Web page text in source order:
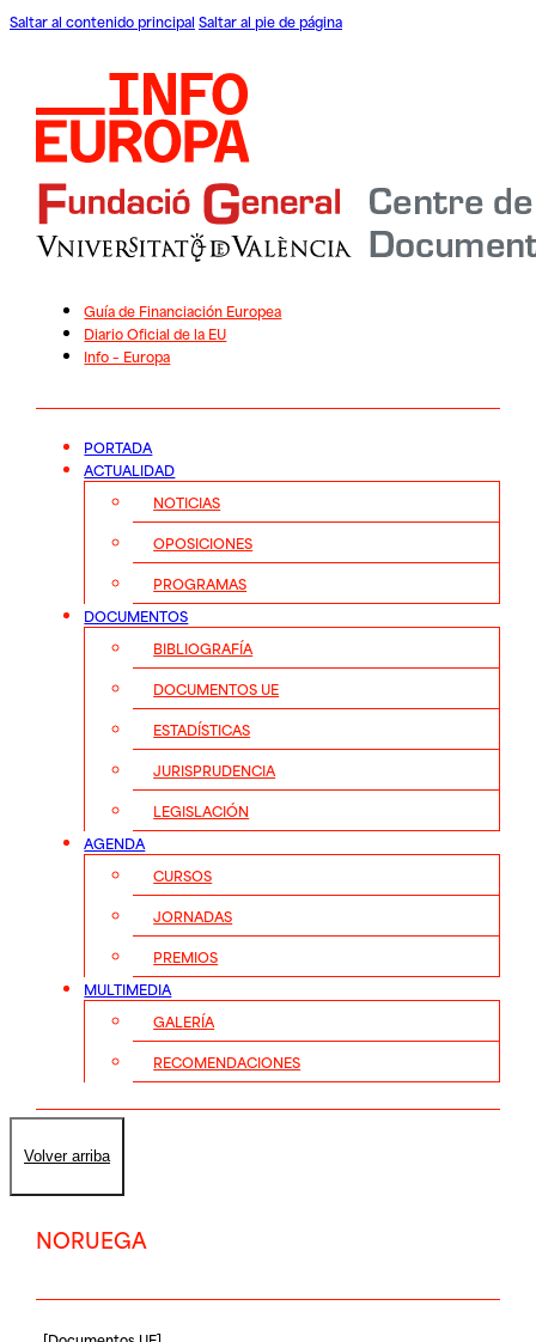
Saltar al contenido principal Saltar al pie de página
Guía de Financiación Europea
Diario Oficial de la EU
Info – Europa
PORTADA
ACTUALIDAD
NOTICIAS
OPOSICIONES
PROGRAMAS
DOCUMENTOS
BIBLIOGRAFÍA
DOCUMENTOS UE
ESTADÍSTICAS
JURISPRUDENCIA
LEGISLACIÓN
AGENDA
CURSOS
JORNADAS
PREMIOS
MULTIMEDIA
GALERÍA
RECOMENDACIONES
Volver arriba
NORUEGA